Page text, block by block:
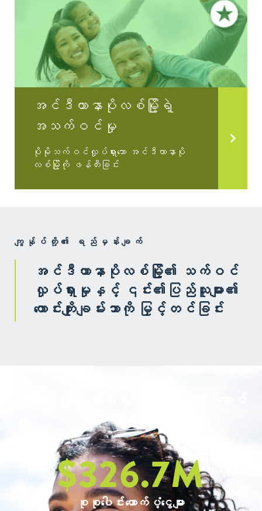
အင်ဒီယာနာပိုလစ်မြို့ရဲ့
အသက်ဝင်မှု
ပိုမိုသက်ဝင်လှုပ်ရှားသော အင်ဒီယာနာပို
လစ်မြို့ကို ဖန်တီးခြင်း
ကျွန်ုပ်တို့၏ ရည်မှန်းချက်
အင်ဒီယာနာပိုလစ်မြို့၏ သက်ဝင်
လှုပ်ရှားမှုနှင့် ၎င်း၏ပြည်သူများ၏
ကောင်းကျိုးချမ်းသာကို မြှင့်တင်ခြင်း
$326.7M
စုစုပေါင်းထောက်ပံ့ငွေများ